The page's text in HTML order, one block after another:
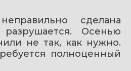
сделана
Осенью
не так, как нужно.
полноценный